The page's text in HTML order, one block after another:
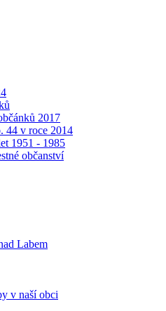
2017
44 v roce 2014
1951 - 1985
občanství
Labem
v naší obci